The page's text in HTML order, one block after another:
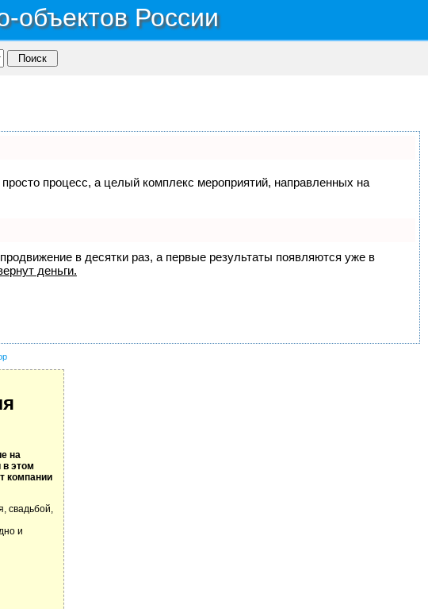
объектов России
процесс, а целый комплекс мероприятий, направленных на
в десятки раз, а первые результаты появляются уже в
деньги.
на
этом
компании
свадьбой,
и